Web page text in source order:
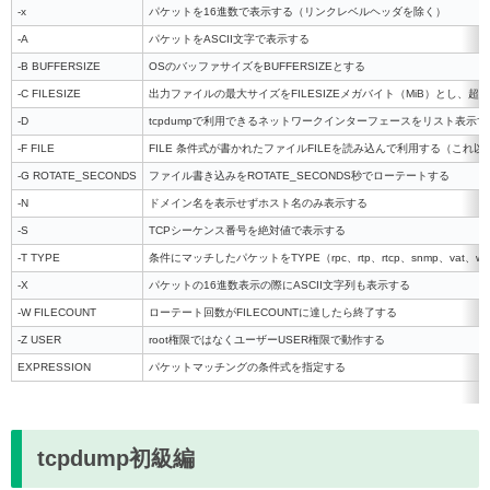
-x パケットを16進数で表示する（リンクレベルヘッダを除く）
-A パケットをASCII文字で表示する
-B BUFFERSIZE OSのバッファサイズをBUFFERSIZEとする
-C FILESIZE 出力ファイルの最大サイズをFILESIZEメガバイト（MiB）とし、超
-D tcpdumpで利用できるネットワークインターフェースをリスト表示す
-F FILE FILE 条件式が書かれたファイルFILEを読み込んで利用する（これ以
-G ROTATE_SECONDS ファイル書き込みをROTATE_SECONDS秒でローテートする
-N ドメイン名を表示せずホスト名のみ表示する
-S TCPシーケンス番号を絶対値で表示する
-T TYPE 条件にマッチしたパケットをTYPE（rpc、rtp、rtcp、snmp、vat、
-X パケットの16進数表示の際にASCII文字列も表示する
-W FILECOUNT ローテート回数がFILECOUNTに達したら終了する
-Z USER root権限ではなくユーザーUSER権限で動作する
EXPRESSION パケットマッチングの条件式を指定する
tcpdump初級編